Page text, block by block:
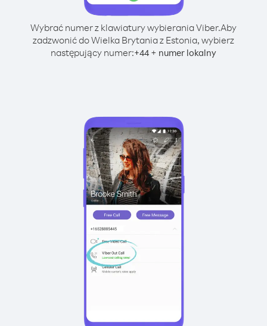
Wybrać numer z klawiatury wybierania Viber.Aby
zadzwonić do Wielka Brytania z Estonia, wybierz
następujący numer:+44 + numer lokalny